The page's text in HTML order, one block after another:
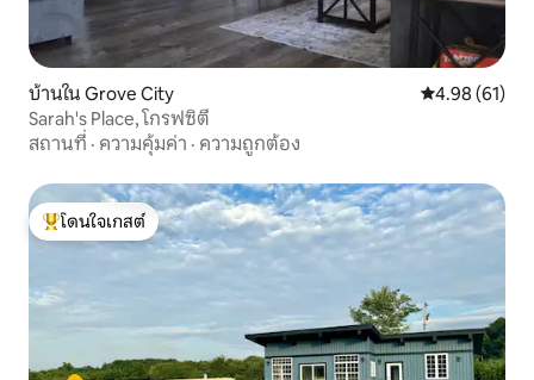
บ้านใน Grove City คะแนนเฉลี่ย
4.98 (61)
Sarah's Place, โกรฟซิตี
สถานที่ · ความคุ้มค่า · ความถูกต้อง
โดนใจเกสต์ที่สุด
โดนใจเกสต์